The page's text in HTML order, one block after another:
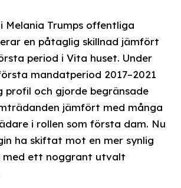
Melania Trumps offentliga
en påtaglig skillnad jämfört
period i Vita huset. Under
mandatperiod 2017–2021
profil och gjorde begränsade
jämfört med många
i rollen som första dam. Nu
ha skiftat mot en mer synlig
med ett noggrant utvalt